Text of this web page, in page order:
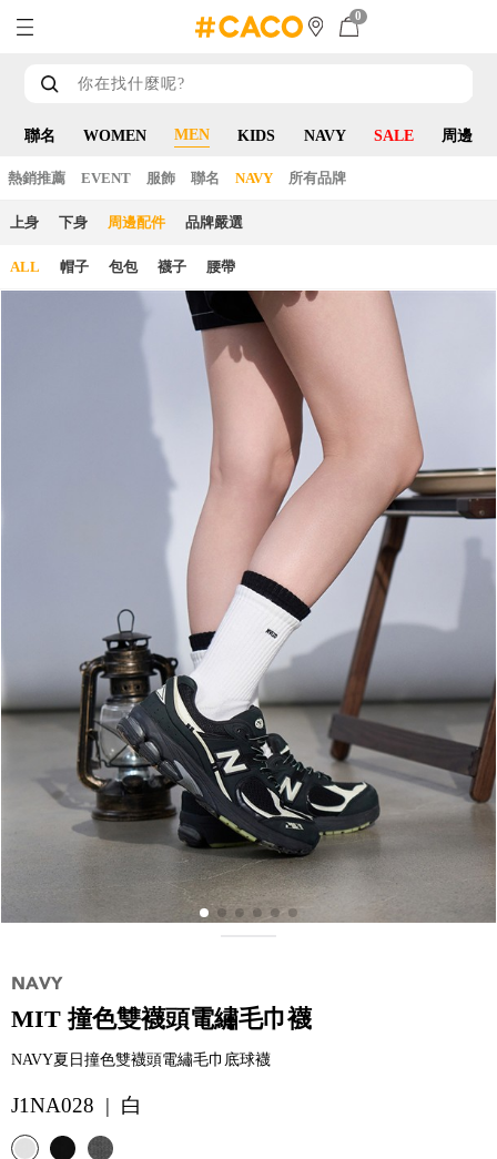
0
聯名 WOMEN MEN KIDS NAVY SALE 周邊
熱銷推薦 EVENT 服飾 聯名 NAVY 所有品牌
上身 下身 周邊配件 品牌嚴選
ALL 帽子 包包 襪子 腰帶
MIT 撞色雙襪頭電繡毛巾襪
NAVY夏日撞色雙襪頭電繡毛巾底球襪
J1NA028 | 白